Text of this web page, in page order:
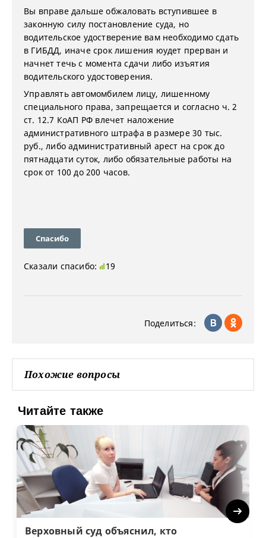
Вы вправе дальше обжаловать вступившее в
законную силу постановление суда, но
водительское удостверение вам необходимо сдать
в ГИБДД, иначе срок лишения юудет прерван и
начнет течь с момента сдачи либо изъятия
водительского удостоверения.
Управлять автомомбилем лицу, лишенному
специального права, запрещается и согласно ч. 2
ст. 12.7 КоАП РФ влечет наложение
административного штрафа в размере 30 тыс.
руб., либо административный арест на срок до
пятнадцати суток, либо обязательные работы на
срок от 100 до 200 часов.
Спасибо
Сказали спасибо: 19
Поделиться:
Похожие вопросы
Читайте также
Верховный суд объяснил, кто
Next